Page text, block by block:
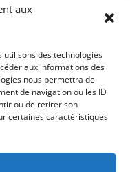
aux
utilisons des technologies
aux informations des
nous permettra de
de navigation ou les ID
ou de retirer son
certaines caractéristiques